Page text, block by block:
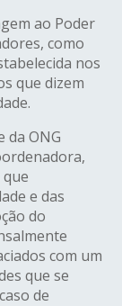
ao Poder
como
nos
que dizem
da ONG
e das
do
com um
que se
de